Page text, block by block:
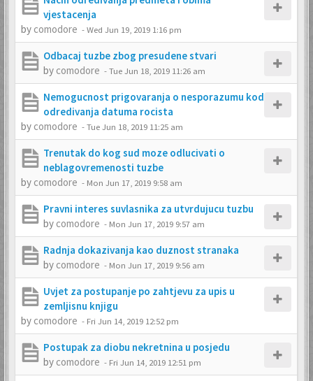
vjestacenja
by comodore -Wed Jun 19, 2019 1:16 pm
Odbacaj tuzbe zbog presudene stvari
by comodore -Tue Jun 18, 2019 11:26 am
Nemogucnost prigovaranja o nesporazumu kod
odredivanja datuma rocista
by comodore -Tue Jun 18, 2019 11:25 am
Trenutak do kog sud moze odlucivati o
neblagovremenosti tuzbe
by comodore - Mon Jun 17, 2019 9:58 am
Pravni interes suvlasnika za utvrdujucu tuzbu
by comodore - Mon Jun 17, 2019 9:57 am
Radnja dokazivanja kao duznost stranaka
by comodore - Mon Jun 17, 2019 9:56 am
Uvjet za postupanje po zahtjevu za upis u
zemljisnu knjigu
by comodore - Fri Jun 14, 2019 12:52 pm
Postupak za diobu nekretnina u posjedu
by comodore - Fri Jun 14, 2019 12:51 pm